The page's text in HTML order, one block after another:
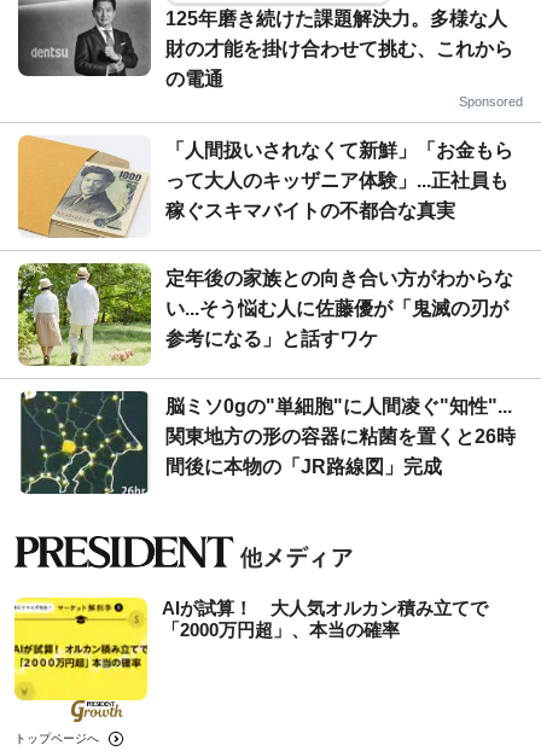
125年磨き続けた課題解決力。多様な人
財の才能を掛け合わせて挑む、これから
の電通
Sponsored
「人間扱いされなくて新鮮」「お金もら
って大人のキッザニア体験」...正社員も
稼ぐスキマバイトの不都合な真実
定年後の家族との向き合い方がわからな
い...そう悩む人に佐藤優が「鬼滅の刃が
参考になる」と話すワケ
脳ミソ0gの"単細胞"に人間凌ぐ"知性"...
関東地方の形の容器に粘菌を置くと26時
間後に本物の「JR路線図」完成
AIが試算！ 大人気オルカン積み立てで
「2000万円超」、本当の確率
トップページへ